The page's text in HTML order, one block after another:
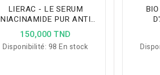
LIERAC - LE SERUM
NIACINAMIDE PUR ANTI
TACHES 30ML
150,000 TND
Disponibilité: 98 En stock